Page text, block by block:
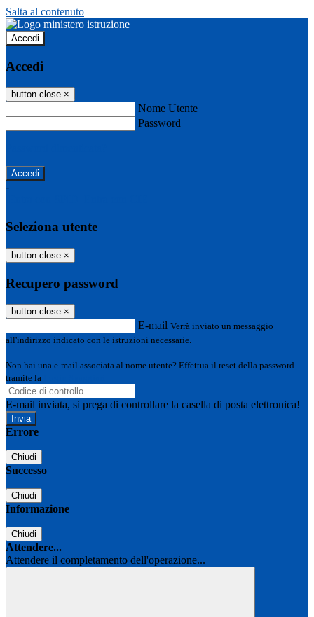
Salta al contenuto
Accedi
Accedi
button close ×
Nome Utente
Password
-
Seleziona utente
button close ×
Recupero password
button close ×
E-mail Verrà inviato un messaggio
all'indirizzo indicato con le istruzioni necessarie.
Non hai una e-mail associata al nome utente? Effettua il reset della password
tramite la
E-mail inviata, si prega di controllare la casella di posta elettronica!
Errore
Chiudi
Successo
Chiudi
Informazione
Chiudi
Attendere...
Attendere il completamento dell'operazione...